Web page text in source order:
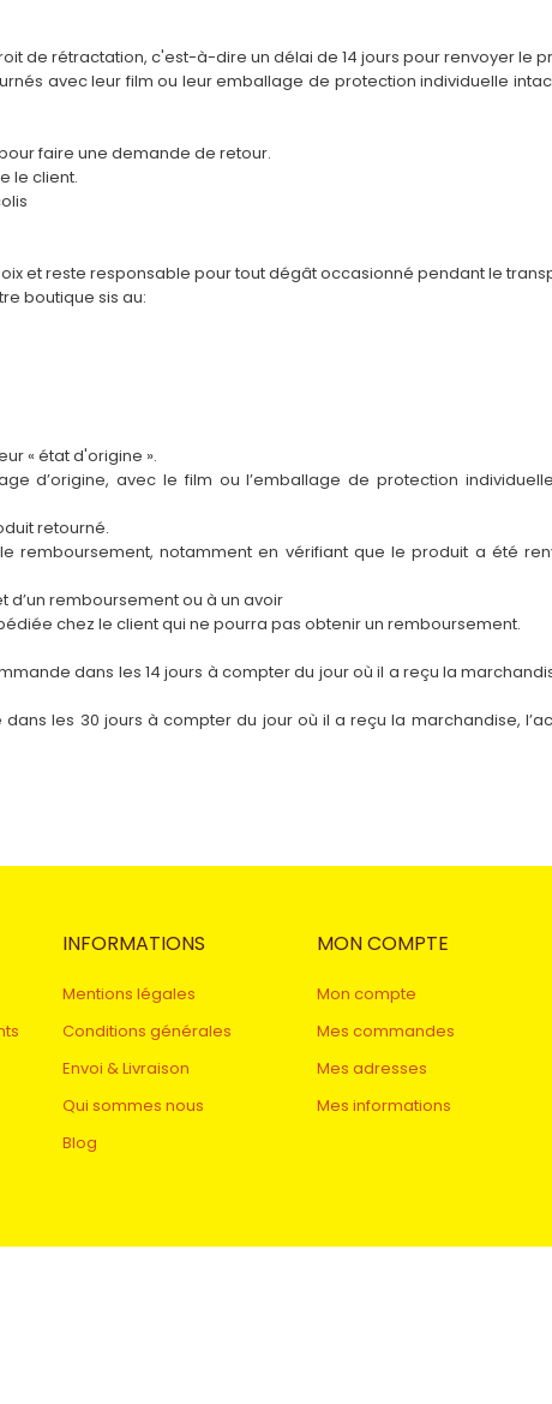
de rétractation, c'est-à-dire un délai de 14 jours pour renvoyer le
avec leur film ou leur emballage de protection individuelle
faire une demande de retour.
le client.
et reste responsable pour tout dégât occasionné pendant le
boutique sis au:
« état d'origine ».
d’origine, avec le film ou l’emballage de protection
retourné.
remboursement, notamment en vérifiant que le produit a été
d’un remboursement ou à un avoir
chez le client qui ne pourra pas obtenir un remboursement.
dans les 14 jours à compter du jour où il a reçu la
les 30 jours à compter du jour où il a reçu la marchandise,
INFORMATIONS
Mentions légales
Conditions générales
Envoi & Livraison
Qui sommes nous
Blog
MON COMPTE
Mon compte
Mes commandes
Mes adresses
Mes informations